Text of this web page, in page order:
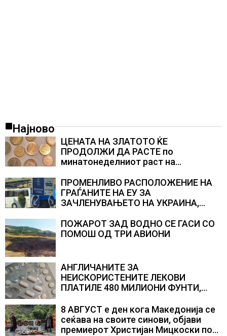
Најново
ЦЕНАТА НА ЗЛАТОТО ЌЕ
ПРОДОЛЖИ ДА РАСТЕ по
минатонеделниот раст на
ПРОМЕНЛИВО РАСПОЛОЖЕНИЕ НА
ГРАЃАНИТЕ НА ЕУ ЗА
ЗАЧЛЕНУВАЊЕТО НА УКРАИНА,
Полска, Франција и Германија
ПОЖАРОТ ЗАД ВОДНО СЕ ГАСИ СО
ПОМОШ ОД ТРИ АВИОНИ
АНГЛИЧАНИТЕ ЗА
НЕИСКОРИСТЕНИТЕ ЛЕКОВИ
ПЛАТИЛЕ 480 МИЛИОНИ ФУНТИ,
само лекови што навистина им се
потребни
8 АВГУСТ е ден кога Македонија се
сеќава на своите синови, објави
премиерот Христијан Мицкоски по